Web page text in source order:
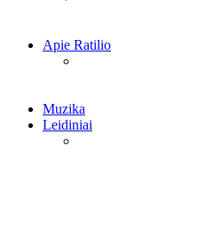
Apie Ratilio
Muzika
Leidiniai